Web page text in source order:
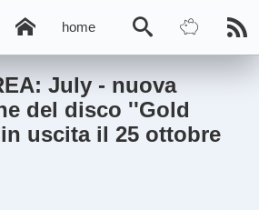
home
July - nuova
del disco ''Gold
uscita il 25 ottobre